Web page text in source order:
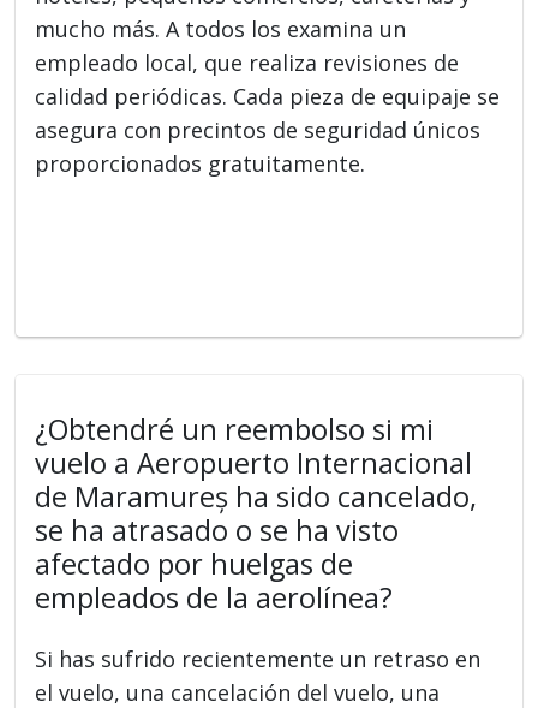
mucho más. A todos los examina un
empleado local, que realiza revisiones de
calidad periódicas. Cada pieza de equipaje se
asegura con precintos de seguridad únicos
proporcionados gratuitamente.
¿Obtendré un reembolso si mi
vuelo a Aeropuerto Internacional
de Maramureș ha sido cancelado,
se ha atrasado o se ha visto
afectado por huelgas de
empleados de la aerolínea?
Si has sufrido recientemente un retraso en
el vuelo, una cancelación del vuelo, una